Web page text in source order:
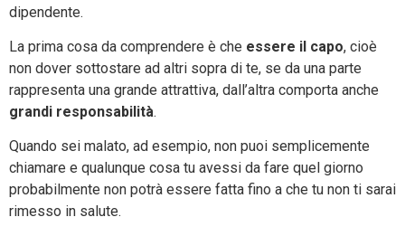
dipendente.
La prima cosa da comprendere è che essere il capo, cioè
non dover sottostare ad altri sopra di te, se da una parte
rappresenta una grande attrattiva, dall’altra comporta anche
grandi responsabilità.
Quando sei malato, ad esempio, non puoi semplicemente
chiamare e qualunque cosa tu avessi da fare quel giorno
probabilmente non potrà essere fatta fino a che tu non ti sarai
rimesso in salute.